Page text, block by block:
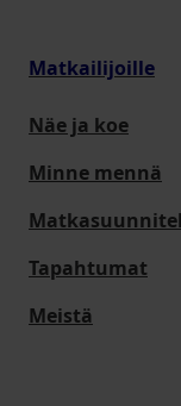
Matkailijoille
Näe ja koe
Minne mennä
Tapahtumat
Meistä